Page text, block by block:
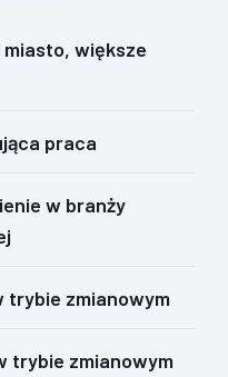
miasto, większe
praca
w branży
trybie zmianowym
trybie zmianowym